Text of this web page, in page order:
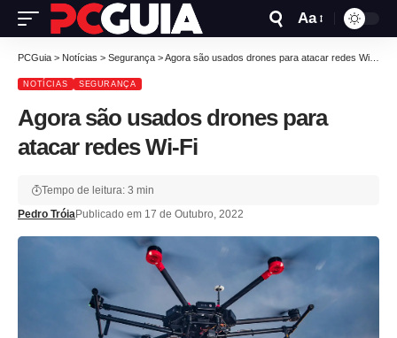
Aa
PCGuia > Notícias > Segurança >Agora são usados drones para atacar redes Wi-Fi
NOTÍCIAS SEGURANÇA
Agora são usados drones para
atacar redes Wi-Fi
Pedro TróiaPublicado em 17 de Outubro, 2022
Tempo de leitura: 3 min